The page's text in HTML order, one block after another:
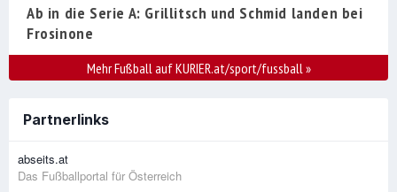
Ab in die Serie A: Grillitsch und Schmid landen bei
Frosinone
Mehr Fußball auf KURIER.at/sport/fussball»
Partnerlinks
abseits.at
Das Fußballportal für Österreich